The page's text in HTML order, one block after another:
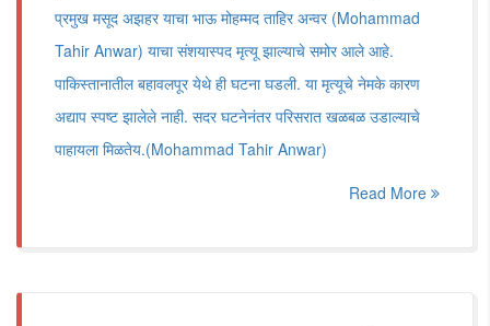
प्रमुख मसूद अझहर याचा भाऊ मोहम्मद ताहिर अन्वर (Mohammad
Tahir Anwar) याचा संशयास्पद मृत्यू झाल्याचे समोर आले आहे.
पाकिस्तानातील बहावलपूर येथे ही घटना घडली. या मृत्यूचे नेमके कारण
अद्याप स्पष्ट झालेले नाही. सदर घटनेनंतर परिसरात खळबळ उडाल्याचे
पाहायला मिळतेय.(Mohammad Tahir Anwar)
Read More